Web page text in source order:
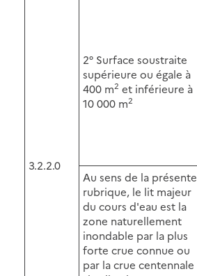
3.2.2.0
2° Surface soustraite
supérieure ou égale à
400 m2 et inférieure à
10 000 m2
Au sens de la présente
rubrique, le lit majeur
du cours d'eau est la
zone naturellement
inondable par la plus
forte crue connue ou
par la crue centennale